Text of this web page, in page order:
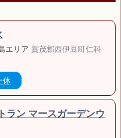
エリア 賀茂郡西伊豆町仁科
休
ラン マースガーデンウ